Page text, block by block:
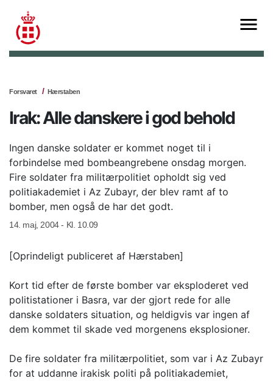
Forsvaret Hærstaben
Irak: Alle danskere i god behold
Ingen danske soldater er kommet noget til i
forbindelse med bombeangrebene onsdag morgen.
Fire soldater fra militærpolitiet opholdt sig ved
politiakademiet i Az Zubayr, der blev ramt af to
bomber, men også de har det godt.
14. maj, 2004 - Kl. 10.09
[Oprindeligt publiceret af Hærstaben]
Kort tid efter de første bomber var eksploderet ved
politistationer i Basra, var der gjort rede for alle
danske soldaters situation, og heldigvis var ingen af
dem kommet til skade ved morgenens eksplosioner.
De fire soldater fra militærpolitiet, som var i Az Zubayr
for at uddanne irakisk politi på politiakademiet,